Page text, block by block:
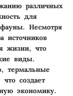
различных
для
Несмотря
источников
жизни, что
виды.
термальные
создает
экономику.